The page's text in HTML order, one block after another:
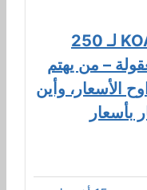
20 مليون يورو من KOAG لـ 250
– من يهتم
الأسعار، وأين
بأسعار